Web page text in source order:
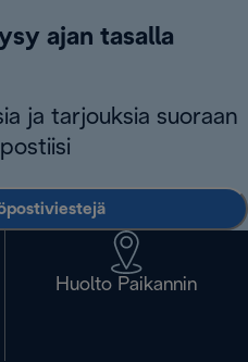
ajan tasalla
ja tarjouksia suoraan
Huolto Paikannin